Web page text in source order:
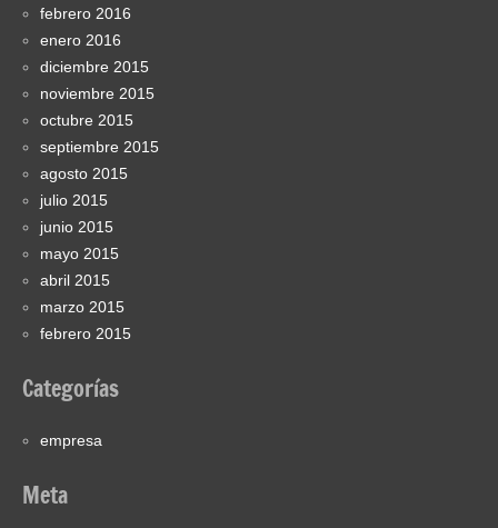
febrero 2016
enero 2016
diciembre 2015
noviembre 2015
octubre 2015
septiembre 2015
agosto 2015
julio 2015
junio 2015
mayo 2015
abril 2015
marzo 2015
febrero 2015
Categorías
empresa
Meta